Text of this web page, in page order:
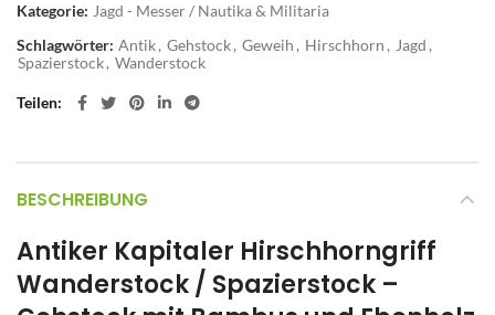
Kategorie: Jagd - Messer / Nautika & Militaria
Schlagwörter: Antik, Gehstock, Geweih , Hirschhorn , Jagd ,
Spazierstock, Wanderstock
Teilen
BESCHREIBUNG
Antiker Kapitaler Hirschhorngriff
Wanderstock / Spazierstock –